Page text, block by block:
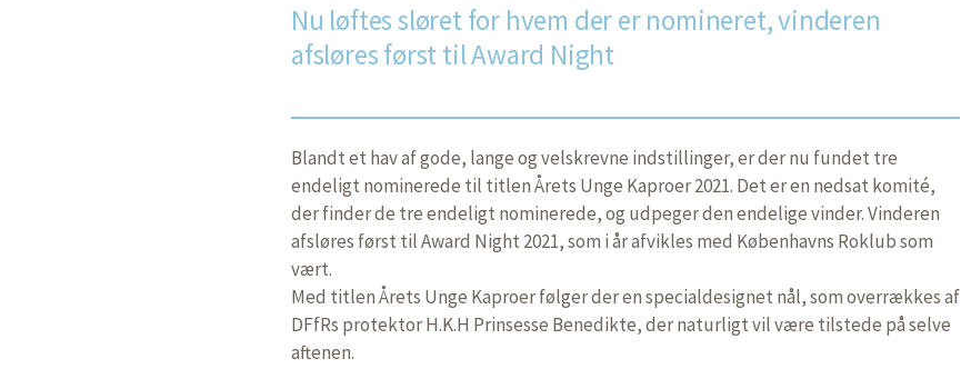
Nu løftes sløret for hvem der er nomineret, vinderen
afsløres først til Award Night
Blandt et hav af gode, lange og velskrevne indstillinger, er der nu fundet tre
endeligt nominerede til titlen Årets Unge Kaproer 2021. Det er en nedsat komité,
der finder de tre endeligt nominerede, og udpeger den endelige vinder. Vinderen
afsløres først til Award Night 2021, som i år afvikles med Københavns Roklub som
vært.
Med titlen Årets Unge Kaproer følger der en specialdesignet nål, som overrækkes af
DFfRs protektor H.K.H Prinsesse Benedikte, der naturligt vil være tilstede på selve
aftenen.